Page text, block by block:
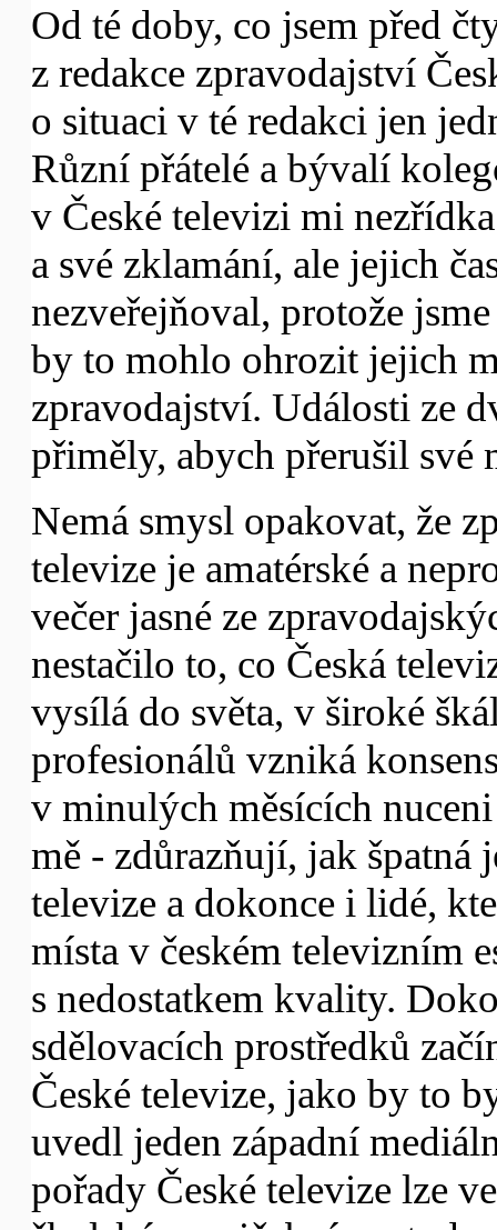
Od té doby, co jsem před
z redakce zpravodajství
o situaci v té redakci jen
Různí přátelé a bývalí
v České televizi mi
a své zklamání, ale jejich
nezveřejňoval, protože
by to mohlo ohrozit jejich
zpravodajství. Události ze
přiměly, abych přerušil své
Nemá smysl opakovat, že
televize je amatérské a
večer jasné ze
nestačilo to, co Česká
vysílá do světa, v široké
profesionálů vzniká
v minulých měsících
mě - zdůrazňují, jak špatná
televize a dokonce i lidé,
místa v českém televizním
s nedostatkem kvality.
sdělovacích prostředků
České televize, jako by to
uvedl jeden západní
pořady České televize lze